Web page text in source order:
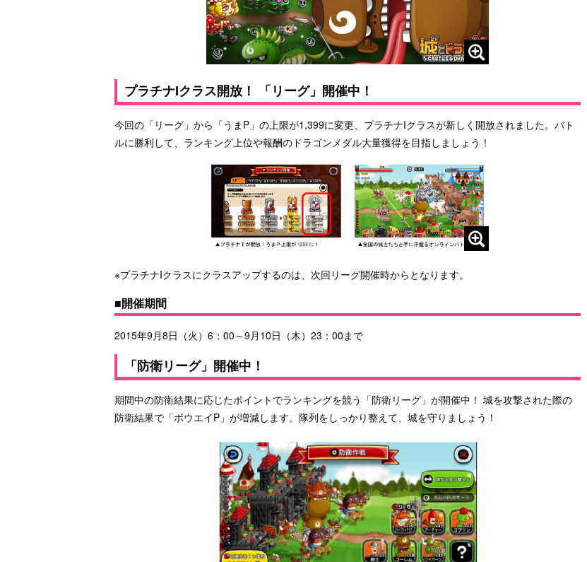
プラチナIクラス開放！ 「リーグ」開催中！
今回の「リーグ」から「うまP」の上限が1,399に変更、プラチナIクラスが新しく開放されました。バト
ルに勝利して、ランキング上位や報酬のドラゴンメダル大量獲得を目指しましょう！
※プラチナIクラスにクラスアップするのは、次回リーグ開催時からとなります。
■開催期間
2015年9月8日（火）6：00～9月10日（木）23：00まで
「防衛リーグ」開催中！
期間中の防衛結果に応じたポイントでランキングを競う「防衛リーグ」が開催中！ 城を攻撃された際の
防衛結果で「ボウエイP」が増減します。隊列をしっかり整えて、城を守りましょう！